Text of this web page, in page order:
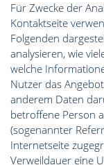
Für Zwecke der
Kontaktseite
Folgenden
analysieren, wie
welche
Nutzer das
anderem Daten
betroffene Person
(sogenannter
Internetseite
Verweildauer eine